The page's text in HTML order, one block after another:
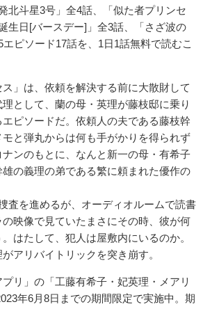
北斗星3号」全4話、「似た者プリンセ
生日[バースデー]」全3話、「さざ波の
ピソード17話を、1日1話無料で読むこ
」は、依頼を解決する前に大散財して
として、蘭の母・英理が藤枝邸に乗り
ピソードだ。依頼人の夫である藤枝幹
と弾丸からは何も手がかりを得られず
ンのもとに、なんと新一の母・有希子
の義理の弟である繁に頼まれた優作の
査を進めるが、オーディオルームで読書
映像で見ていたまさにその時、彼が何
はたして、犯人は屋敷内にいるのか。
アリバイトリックを突き崩す。
プリ」の「工藤有希子・妃英理・メアリ
年6月8日までの期間限定で実施中。期